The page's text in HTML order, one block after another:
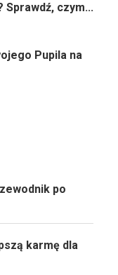
Sprawdź, czym...
Pupila na
po
karmę dla